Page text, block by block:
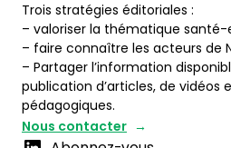
Trois stratégies éditoriales :
– valoriser la thématique
– faire connaître les acteurs de
– Partager l’information
publication d’articles, de vidéos
pédagogiques.
Nous contacter